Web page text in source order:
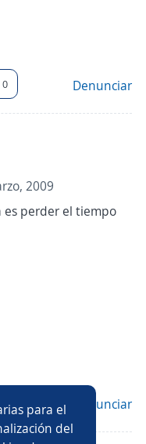
para el
del
0 Denunciar
2009
es perder el tiempo
Denunciar